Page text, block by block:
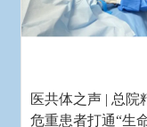
医共体之声 | 总院
危重患者打通“生